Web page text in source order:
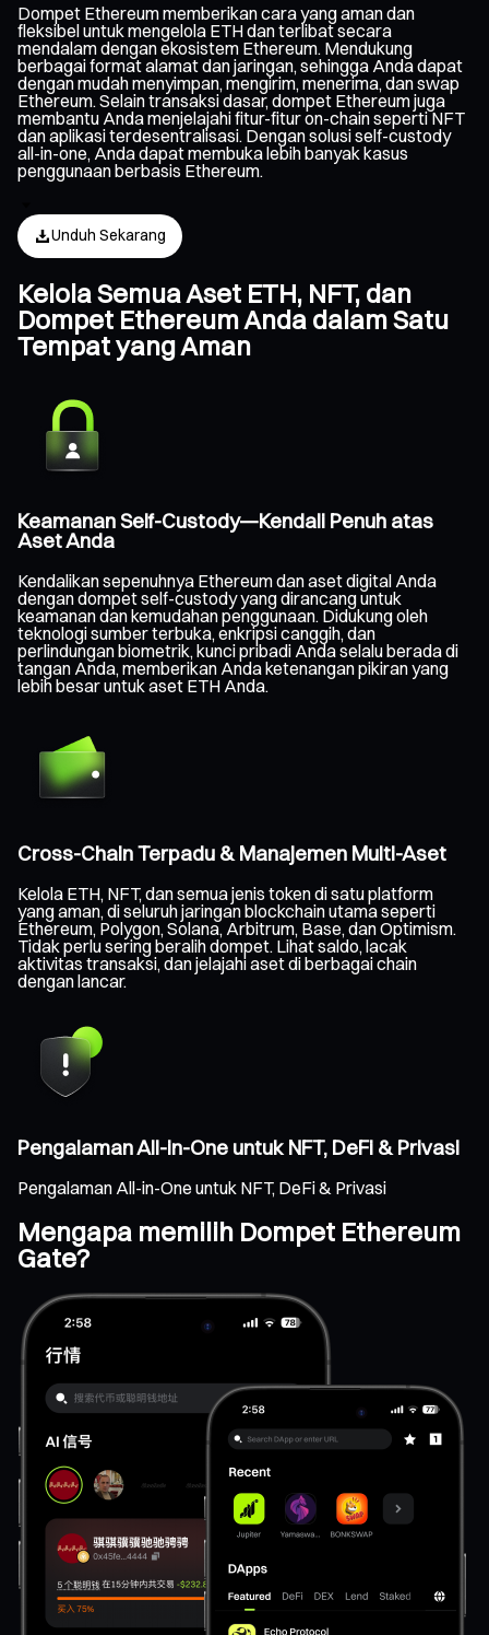
Dompet Ethereum memberikan cara yang aman dan
fleksibel untuk mengelola ETH dan terlibat secara
mendalam dengan ekosistem Ethereum. Mendukung
berbagai format alamat dan jaringan, sehingga Anda dapat
dengan mudah menyimpan, mengirim, menerima, dan swap
Ethereum. Selain transaksi dasar, dompet Ethereum juga
membantu Anda menjelajahi fitur-fitur on-chain seperti NFT
dan aplikasi terdesentralisasi. Dengan solusi self-custody
all-in-one, Anda dapat membuka lebih banyak kasus
penggunaan berbasis Ethereum.
Unduh Sekarang
Kelola Semua Aset ETH, NFT, dan
Dompet Ethereum Anda dalam Satu
Tempat yang Aman
Keamanan Self-Custody—Kendali Penuh atas
Aset Anda
Kendalikan sepenuhnya Ethereum dan aset digital Anda
dengan dompet self-custody yang dirancang untuk
keamanan dan kemudahan penggunaan. Didukung oleh
teknologi sumber terbuka, enkripsi canggih, dan
perlindungan biometrik, kunci pribadi Anda selalu berada di
tangan Anda, memberikan Anda ketenangan pikiran yang
lebih besar untuk aset ETH Anda.
Cross-Chain Terpadu & Manajemen Multi-Aset
Kelola ETH, NFT, dan semua jenis token di satu platform
yang aman, di seluruh jaringan blockchain utama seperti
Ethereum, Polygon, Solana, Arbitrum, Base, dan Optimism.
Tidak perlu sering beralih dompet. Lihat saldo, lacak
aktivitas transaksi, dan jelajahi aset di berbagai chain
dengan lancar.
Pengalaman All-in-One untuk NFT, DeFi & Privasi
Pengalaman All-in-One untuk NFT, DeFi & Privasi
Mengapa memilih Dompet Ethereum
Gate?